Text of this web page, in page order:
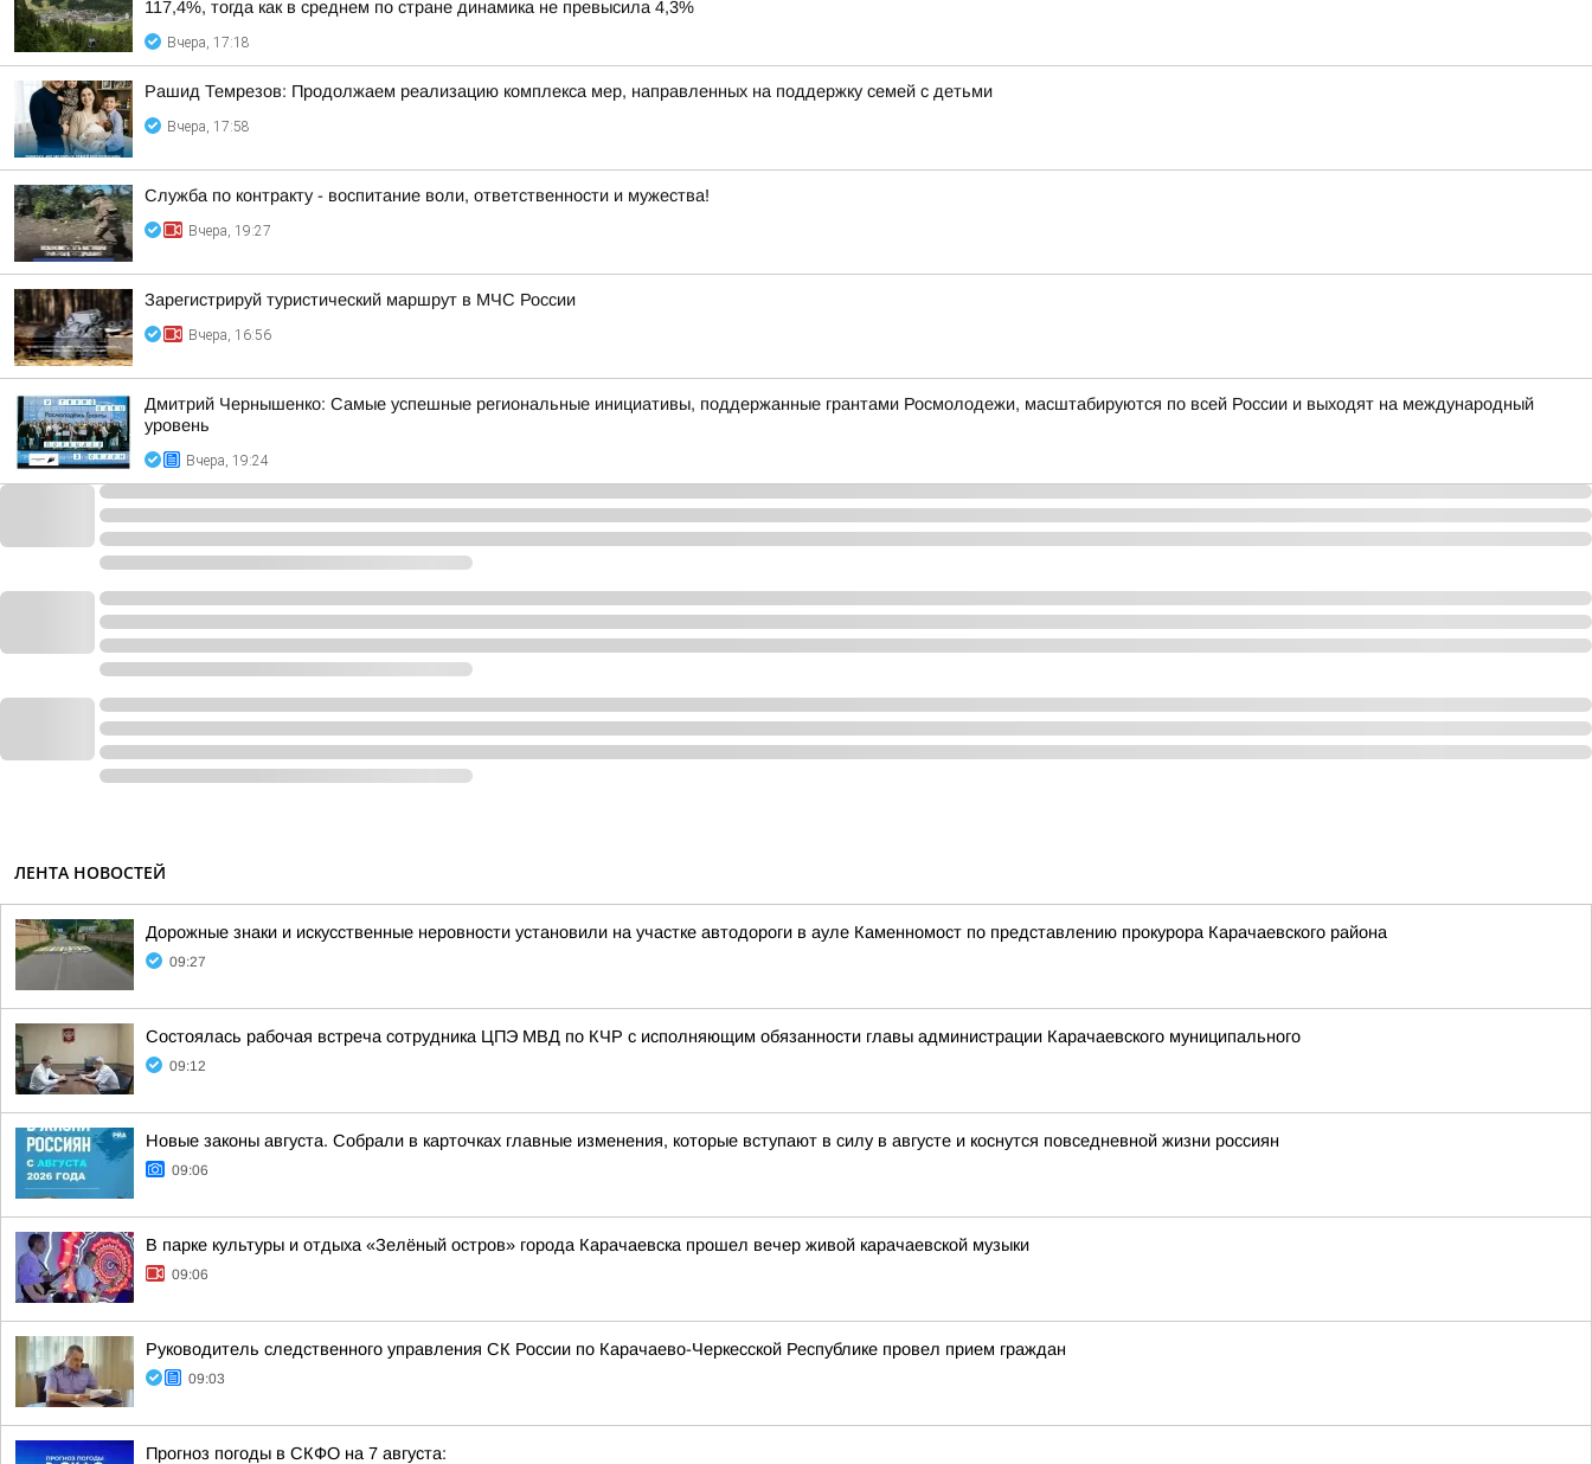
117,4%, тогда как в среднем по стране динамика не превысила 4,3%
Вчера, 17:18
Рашид Темрезов: Продолжаем реализацию комплекса мер, направленных на поддержку семей с детьми
Вчера, 17:58
Служба по контракту - воспитание воли, ответственности и мужества!
Вчера, 19:27
Зарегистрируй туристический маршрут в МЧС России
Вчера, 16:56
Дмитрий Чернышенко: Самые успешные региональные инициативы, поддержанные грантами Росмолодежи, масштабируются по всей России и выходят на международный
уровень
Вчера, 19:24
ЛЕНТА НОВОСТЕЙ
Дорожные знаки и искусственные неровности установили на участке автодороги в ауле Каменномост по представлению прокурора Карачаевского района
09:27
Состоялась рабочая встреча сотрудника ЦПЭ МВД по КЧР с исполняющим обязанности главы администрации Карачаевского муниципального
09:12
Новые законы августа. Собрали в карточках главные изменения, которые вступают в силу в августе и коснутся повседневной жизни россиян
09:06
В парке культуры и отдыха «Зелёный остров» города Карачаевска прошел вечер живой карачаевской музыки
09:06
Руководитель следственного управления СК России по Карачаево-Черкесской Республике провел прием граждан
09:03
Прогноз погоды в СКФО на 7 августа: